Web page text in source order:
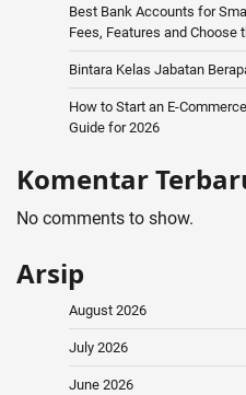
Best Bank Accounts for
Fees, Features and Choose
Bintara Kelas Jabatan
How to Start an E-
Guide for 2026
Komentar
No comments to show.
Arsip
August 2026
July 2026
June 2026